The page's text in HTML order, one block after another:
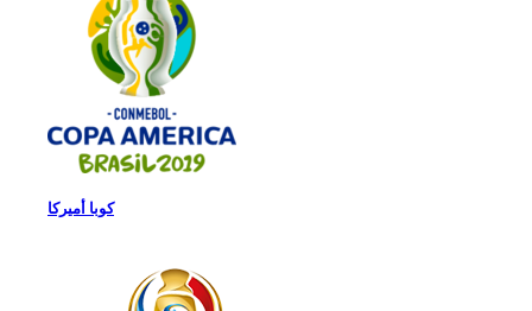
كوبا أميركا